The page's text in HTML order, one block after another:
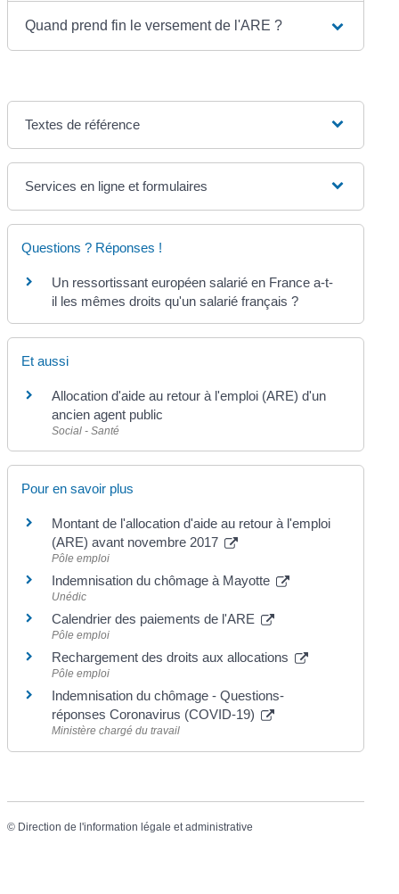
Quand prend fin le versement de l'ARE ?
Textes de référence
Services en ligne et formulaires
Questions ? Réponses !
Un ressortissant européen salarié en France a-t-
il les mêmes droits qu'un salarié français ?
Et aussi
Allocation d'aide au retour à l'emploi (ARE) d'un
ancien agent public
Social - Santé
Pour en savoir plus
Montant de l'allocation d'aide au retour à l'emploi
(ARE) avant novembre 2017
Pôle emploi
Indemnisation du chômage à Mayotte
Unédic
Calendrier des paiements de l'ARE
Pôle emploi
Rechargement des droits aux allocations
Pôle emploi
Indemnisation du chômage - Questions-
réponses Coronavirus (COVID-19)
Ministère chargé du travail
© Direction de l'information légale et administrative